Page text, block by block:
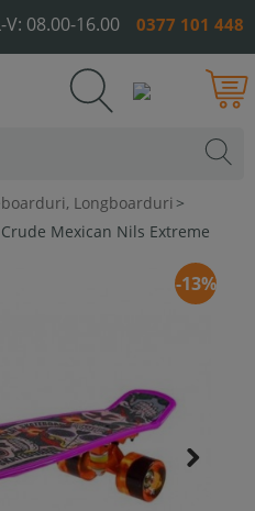
V: 08.00-16.00 0377 101 448
Longboarduri >
Mexican Nils Extreme
-13%